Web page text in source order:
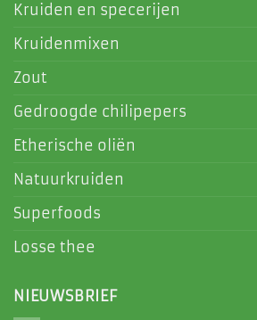
Kruiden en specerijen
Kruidenmixen
Zout
Gedroogde chilipepers
Etherische oliën
Natuurkruiden
Superfoods
Losse thee
NIEUWSBRIEF